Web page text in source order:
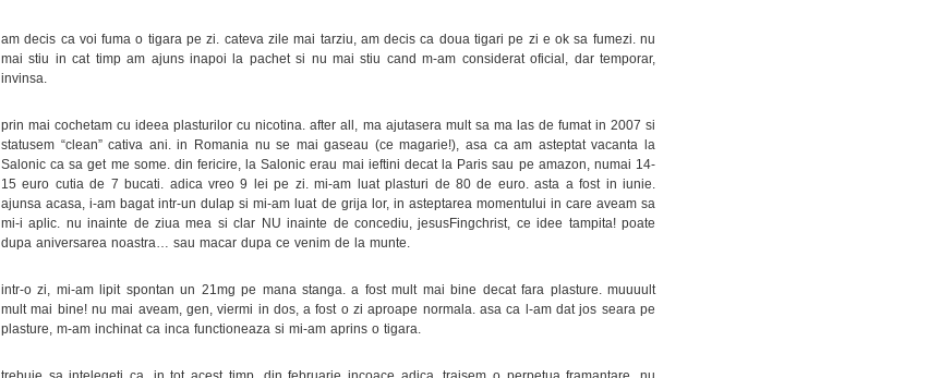
am decis ca voi fuma o tigara pe zi. cateva zile mai tarziu, am decis ca doua tigari pe zi e ok sa fumezi. nu
mai stiu in cat timp am ajuns inapoi la pachet si nu mai stiu cand m-am considerat oficial, dar temporar,
invinsa.
prin mai cochetam cu ideea plasturilor cu nicotina. after all, ma ajutasera mult sa ma las de fumat in 2007 si
statusem “clean” cativa ani. in Romania nu se mai gaseau (ce magarie!), asa ca am asteptat vacanta la
Salonic ca sa get me some. din fericire, la Salonic erau mai ieftini decat la Paris sau pe amazon, numai 14-
15 euro cutia de 7 bucati. adica vreo 9 lei pe zi. mi-am luat plasturi de 80 de euro. asta a fost in iunie.
ajunsa acasa, i-am bagat intr-un dulap si mi-am luat de grija lor, in asteptarea momentului in care aveam sa
mi-i aplic. nu inainte de ziua mea si clar NU inainte de concediu, jesusFingchrist, ce idee tampita! poate
dupa aniversarea noastra… sau macar dupa ce venim de la munte.
intr-o zi, mi-am lipit spontan un 21mg pe mana stanga. a fost mult mai bine decat fara plasture. muuuult
mult mai bine! nu mai aveam, gen, viermi in dos, a fost o zi aproape normala. asa ca l-am dat jos seara pe
plasture, m-am inchinat ca inca functioneaza si mi-am aprins o tigara.